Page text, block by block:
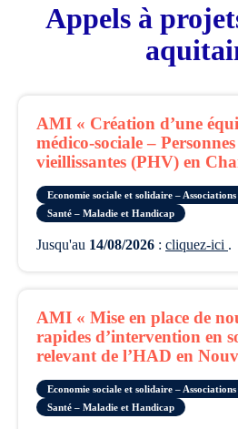
Appels à
AMI « Création d’une
médico-sociale –
vieillissantes (PHV) en
Economie sociale et solidaire –
Santé – Maladie et Handicap
Jusqu'au 14/08/2026 : cliquez-ici .
AMI « Mise en place de
rapides d’intervention en
relevant de l’HAD en
Economie sociale et solidaire –
Santé – Maladie et Handicap